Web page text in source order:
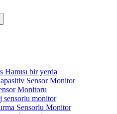
bir yerdə
Sensor Monitor
Monitoru
sensorlu monitor
Sensorlu Monitor